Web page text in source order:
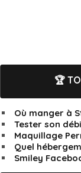
🏆
Où manger à
Tester son
Maquillage
Quel
Smiley